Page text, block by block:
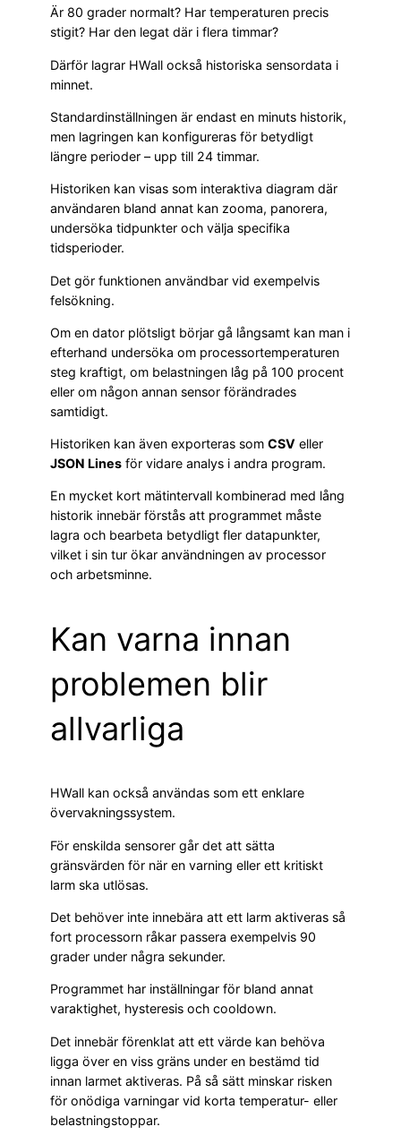
Är 80 grader normalt? Har temperaturen precis
stigit? Har den legat där i flera timmar?
Därför lagrar HWall också historiska sensordata i
minnet.
Standardinställningen är endast en minuts historik,
men lagringen kan konfigureras för betydligt
längre perioder – upp till 24 timmar.
Historiken kan visas som interaktiva diagram där
användaren bland annat kan zooma, panorera,
undersöka tidpunkter och välja specifika
tidsperioder.
Det gör funktionen användbar vid exempelvis
felsökning.
Om en dator plötsligt börjar gå långsamt kan man i
efterhand undersöka om processortemperaturen
steg kraftigt, om belastningen låg på 100 procent
eller om någon annan sensor förändrades
samtidigt.
Historiken kan även exporteras som CSV eller
JSON Lines för vidare analys i andra program.
En mycket kort mätintervall kombinerad med lång
historik innebär förstås att programmet måste
lagra och bearbeta betydligt fler datapunkter,
vilket i sin tur ökar användningen av processor
och arbetsminne.
Kan varna innan
problemen blir
allvarliga
HWall kan också användas som ett enklare
övervakningssystem.
För enskilda sensorer går det att sätta
gränsvärden för när en varning eller ett kritiskt
larm ska utlösas.
Det behöver inte innebära att ett larm aktiveras så
fort processorn råkar passera exempelvis 90
grader under några sekunder.
Programmet har inställningar för bland annat
varaktighet, hysteresis och cooldown.
Det innebär förenklat att ett värde kan behöva
ligga över en viss gräns under en bestämd tid
innan larmet aktiveras. På så sätt minskar risken
för onödiga varningar vid korta temperatur- eller
belastningstoppar.